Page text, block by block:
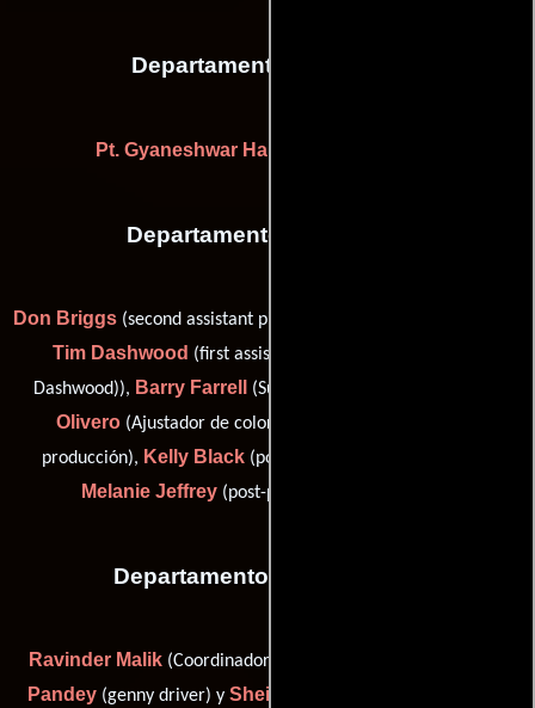
Departamento de reparto
Pt. Gyaneshwar Hans
Departamento de editorial
Don Briggs (second assistant picture editor (as Donald Briggs)),
Tim Dashwood (first assistant film editor (as Timothy
Dashwood)), Barry Farrell (Supervisor de editor),
Olivero (Ajustador de color),
producción), Kelly Black(post-production assistant (u)) y
Melanie Jeffrey (post-production assistant (u))
Departamento de transporte
Ravinder Malik (Coordinador de transporte),
Pandey (genny driver) y Sheilendar Singh